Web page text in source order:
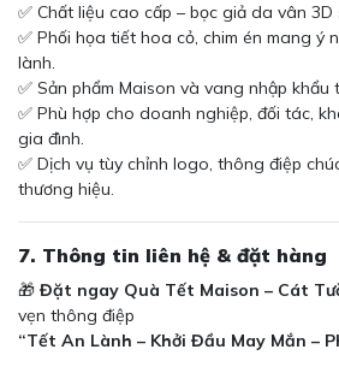
✅ Chất liệu cao cấp – bọc giả da vân
✅ Phối họa tiết hoa cỏ, chim én mang ý
lành.
✅ Sản phẩm Maison và vang nhập khẩu
✅ Phù hợp cho doanh nghiệp, đối tác,
gia đình.
✅ Dịch vụ tùy chỉnh logo, thông điệp
thương hiệu.
7. Thông tin liên hệ & đặt hàng
🎁 Đặt ngay Quà Tết Maison – Cát
vẹn thông điệp
“Tết An Lành – Khởi Đầu May Mắn –